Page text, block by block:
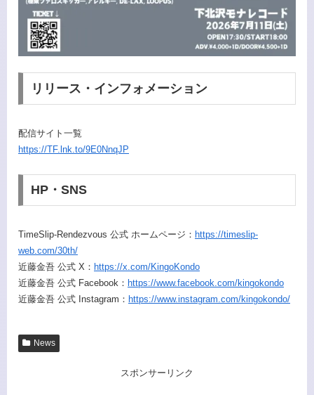
リリース・インフォメーション
配信サイト一覧
https://TF.lnk.to/9E0NnqJP
HP・SNS
TimeSlip-Rendezvous 公式 ホームページ： https://timeslip-
web.com/30th/
近藤金吾 公式 X： https://x.com/KingoKondo
近藤金吾 公式 Facebook： https://www.facebook.com/kingokondo
近藤金吾 公式 Instagram： https://www.instagram.com/kingokondo/
News
スポンサーリンク